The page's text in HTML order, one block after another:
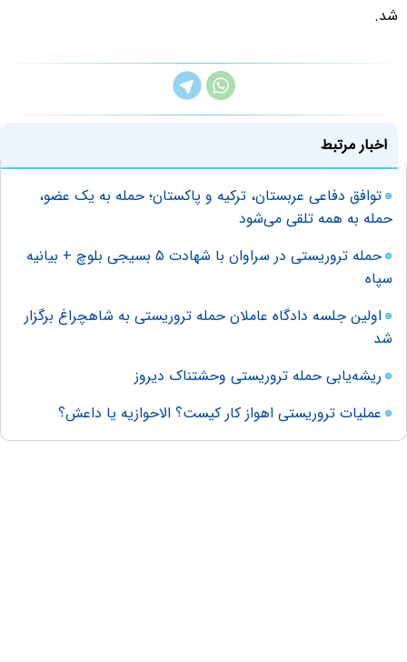
شد.
اخبار مرتبط
توافق دفاعی عربستان، ترکیه و پاکستان؛ حمله به یک عضو،
حمله به همه تلقی می‌شود
حمله تروریستی در سراوان با شهادت ۵ بسیجی بلوچ + بیانیه
سپاه
اولین جلسه دادگاه عاملان حمله تروریستی به شاهچراغ برگزار
شد
ریشه‌یابی حمله تروریستی وحشتناک دیروز
عملیات تروریستی اهواز کار کیست؟ الاحوازیه یا داعش؟